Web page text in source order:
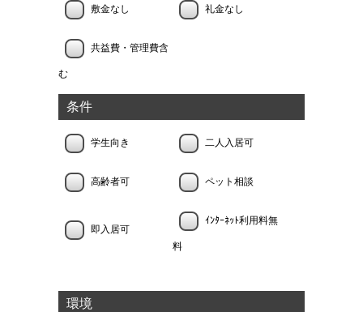
敷金なし 礼金なし
共益費・管理費含
む
条件
学生向き 二人入居可
高齢者可 ペット相談
即入居可
ｲﾝﾀｰﾈｯﾄ利用料無
料
環境